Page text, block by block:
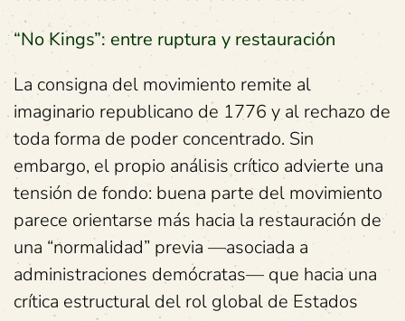
“No Kings”: entre ruptura y restauración
La consigna del movimiento remite al
imaginario republicano de 1776 y al rechazo de
toda forma de poder concentrado. Sin
embargo, el propio análisis crítico advierte una
tensión de fondo: buena parte del movimiento
parece orientarse más hacia la restauración de
una “normalidad” previa —asociada a
administraciones demócratas— que hacia una
crítica estructural del rol global de Estados